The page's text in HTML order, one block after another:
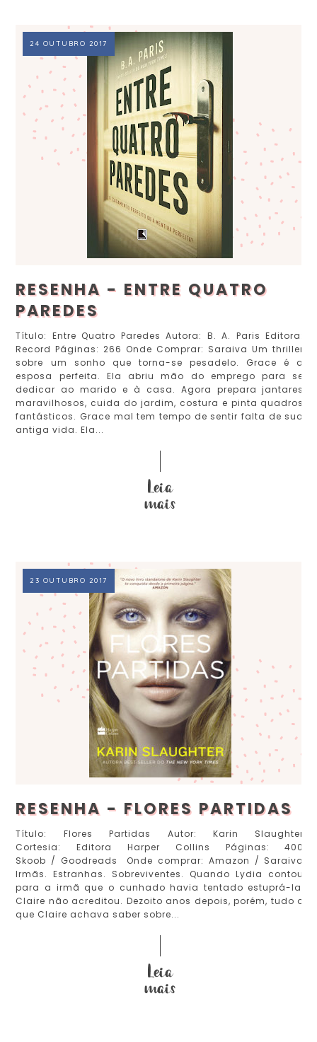
24 OUTUBRO 2017
RESENHA - ENTRE QUATRO
PAREDES
Título: Entre Quatro Paredes Autora: B. A. Paris Editora:
Record Páginas: 266 Onde Comprar: Saraiva Um thriller
sobre um sonho que torna-se pesadelo. Grace é a
esposa perfeita. Ela abriu mão do emprego para se
dedicar ao marido e à casa. Agora prepara jantares
maravilhosos, cuida do jardim, costura e pinta quadros
fantásticos. Grace mal tem tempo de sentir falta de sua
antiga vida. Ela...
23 OUTUBRO 2017
RESENHA - FLORES PARTIDAS
Título: Flores Partidas Autor: Karin Slaughter
Cortesia: Editora Harper Collins Páginas: 400
Skoob / Goodreads Onde comprar: Amazon / Saraiva
Irmãs. Estranhas. Sobreviventes. Quando Lydia contou
para a irmã que o cunhado havia tentado estuprá-la,
Claire não acreditou. Dezoito anos depois, porém, tudo o
que Claire achava saber sobre...